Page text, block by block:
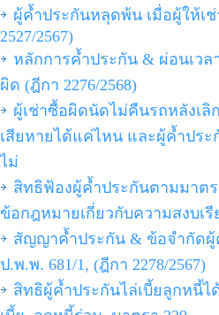
ผู้ค้ำประกันหลุดพ้น เมื่อผู้ให้เ
2527/2567)
หลักการค้ำประกัน & ผ่อนเว
ผิด (ฎีกา 2276/2568)
ผู้เช่าซื้อผิดนัดไม่คืนรถหลังเลิ
เสียหายได้แค่ไหน และผู้ค้ำปร
ไม่
สิทธิฟ้องผู้ค้ำประกันตามมาต
ข้อกฎหมายเกี่ยวกับความสงบเรี
สัญญาค้ำประกัน & ข้อจำกัดผู้
ป.พ.พ. 681/1, (ฎีกา 2278/2567)
สิทธิผู้ค้ำประกันไล่เบี้ยลูกหนี้ไ